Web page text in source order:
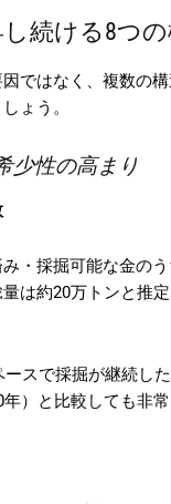
続ける8つ
ではなく、複数の
ょう。
少性の高まり
・採掘可能な金の
は約20万トンと推
スで採掘が継続し
）と比較しても非常